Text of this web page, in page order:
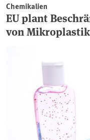
Chemikalien
EU plant
von Mikroplastik